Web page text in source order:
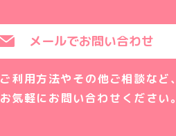
メールでお問い合わせ
ご利用方法やその他ご相談など、
お気軽にお問い合わせください。